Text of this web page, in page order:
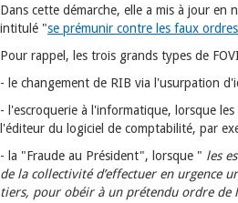
Dans cette démarche, elle a mis à jour en
intitulé "se prémunir contre les faux
Pour rappel, les trois grands types de
- le changement de RIB via l'usurpation
- l'escroquerie à l'informatique, lorsque
l'éditeur du logiciel de comptabilité, par
- la "Fraude au Président", lorsque " les
de la collectivité d’effectuer en urgence
tiers, pour obéir à un prétendu ordre de